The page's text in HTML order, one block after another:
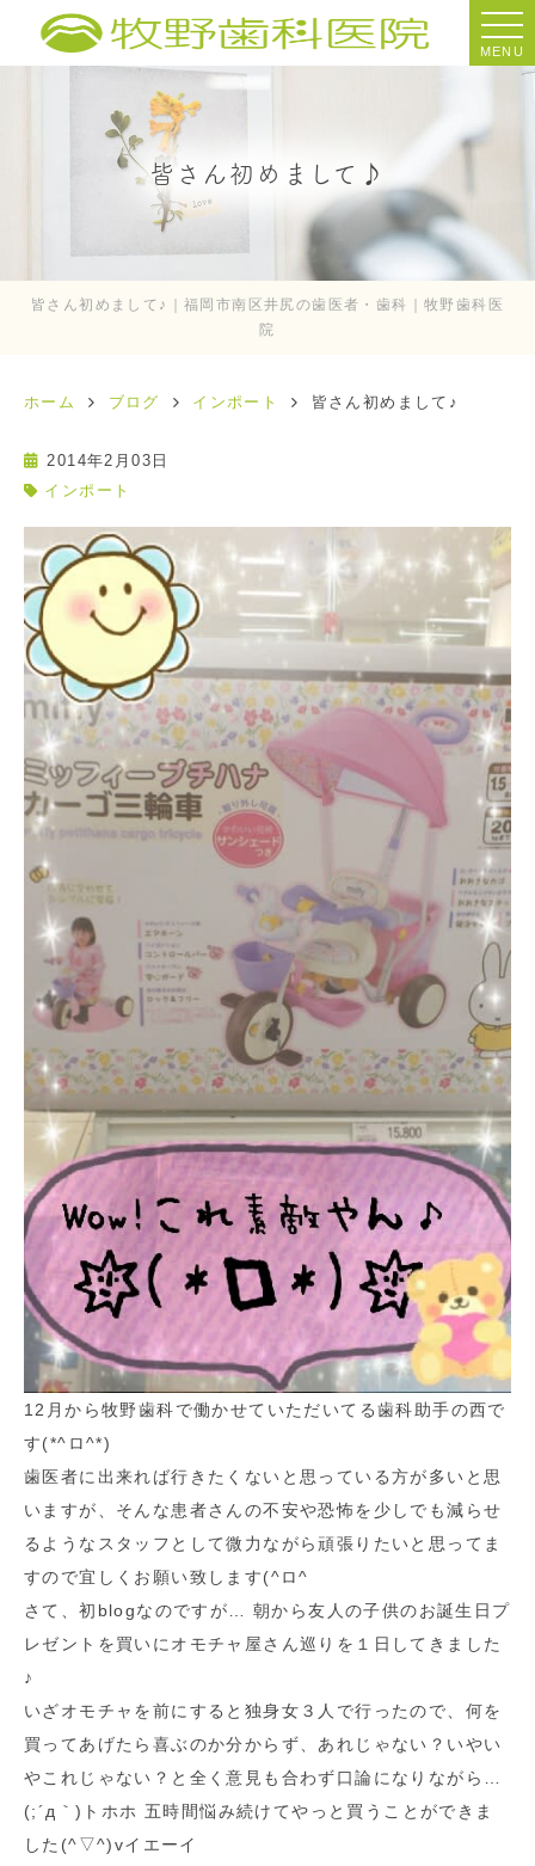
MENU
皆さん初めまして♪
皆さん初めまして♪｜福岡市南区井尻の歯医者・歯科｜牧野歯科医
院
ホーム ブログ インポート 皆さん初めまして♪
2014年2月03日
インポート
12月から牧野歯科で働かせていただいてる歯科助手の西で
す(*^ロ^*)
歯医者に出来れば行きたくないと思っている方が多いと思
いますが、そんな患者さんの不安や恐怖を少しでも減らせ
るようなスタッフとして微力ながら頑張りたいと思ってま
すので宜しくお願い致します(^ロ^ゞ
さて、初blogなのですが… 朝から友人の子供のお誕生日プ
レゼントを買いにオモチャ屋さん巡りを１日してきました
♪
いざオモチャを前にすると独身女３人で行ったので、何を
買ってあげたら喜ぶのか分からず、あれじゃない？いやい
やこれじゃない？と全く意見も合わず口論になりながら…
(;´д｀)トホホ 五時間悩み続けてやっと買うことができま
した(^▽^)vイエーイ